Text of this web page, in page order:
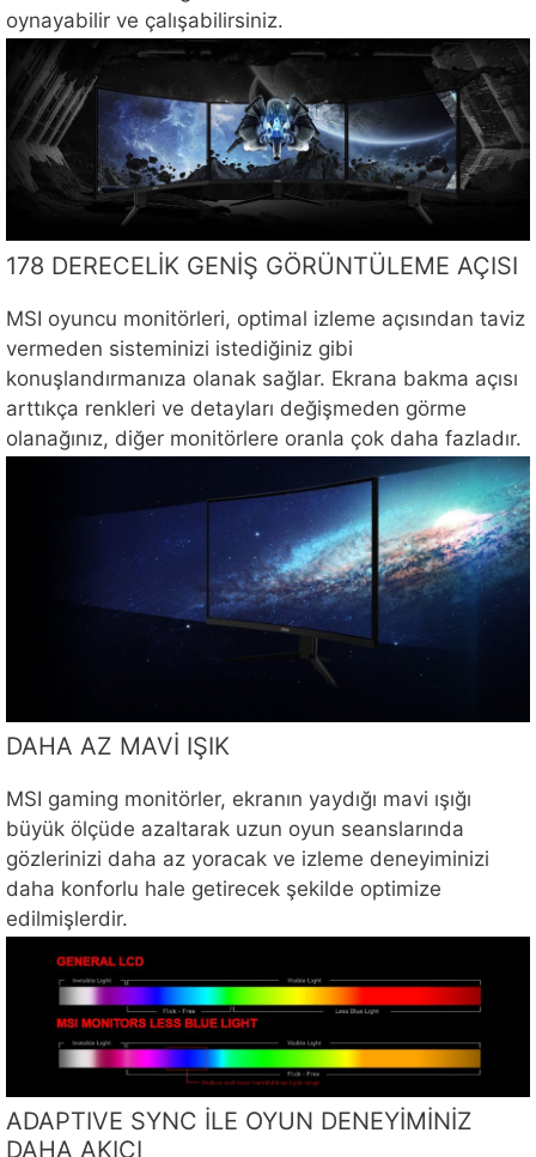
oynayabilir ve çalışabilirsiniz.
178 DERECELİK GENİŞ GÖRÜNTÜLEME AÇISI
MSI oyuncu monitörleri, optimal izleme açısından taviz
vermeden sisteminizi istediğiniz gibi
konuşlandırmanıza olanak sağlar. Ekrana bakma açısı
arttıkça renkleri ve detayları değişmeden görme
olanağınız, diğer monitörlere oranla çok daha fazladır.
DAHA AZ MAVİ IŞIK
MSI gaming monitörler, ekranın yaydığı mavi ışığı
büyük ölçüde azaltarak uzun oyun seanslarında
gözlerinizi daha az yoracak ve izleme deneyiminizi
daha konforlu hale getirecek şekilde optimize
edilmişlerdir.
ADAPTIVE SYNC İLE OYUN DENEYİMİNİZ
DAHA AKICI